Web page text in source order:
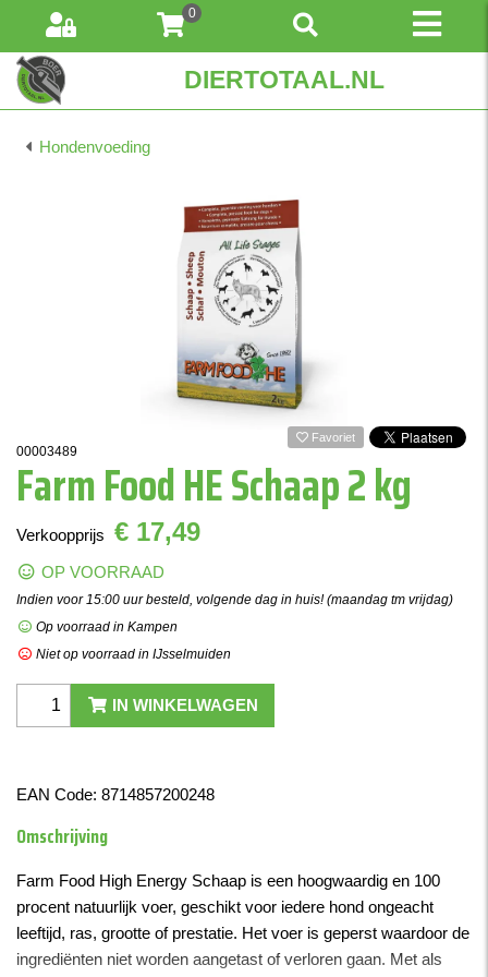
DIERTOTAAL.NL
0
Hondenvoeding
Favoriet
00003489
Farm Food HE Schaap 2 kg
Verkoopprijs € 17,49
OP VOORRAAD
Indien voor 15:00 uur besteld, volgende dag in huis! (maandag tm vrijdag)
Op voorraad in Kampen
Niet op voorraad in IJsselmuiden
IN WINKELWAGEN
EAN Code: 8714857200248
Omschrijving
Farm Food High Energy Schaap is een hoogwaardig en 100
procent natuurlijk voer, geschikt voor iedere hond ongeacht
leeftijd, ras, grootte of prestatie. Het voer is geperst waardoor de
ingrediënten niet worden aangetast of verloren gaan. Met als